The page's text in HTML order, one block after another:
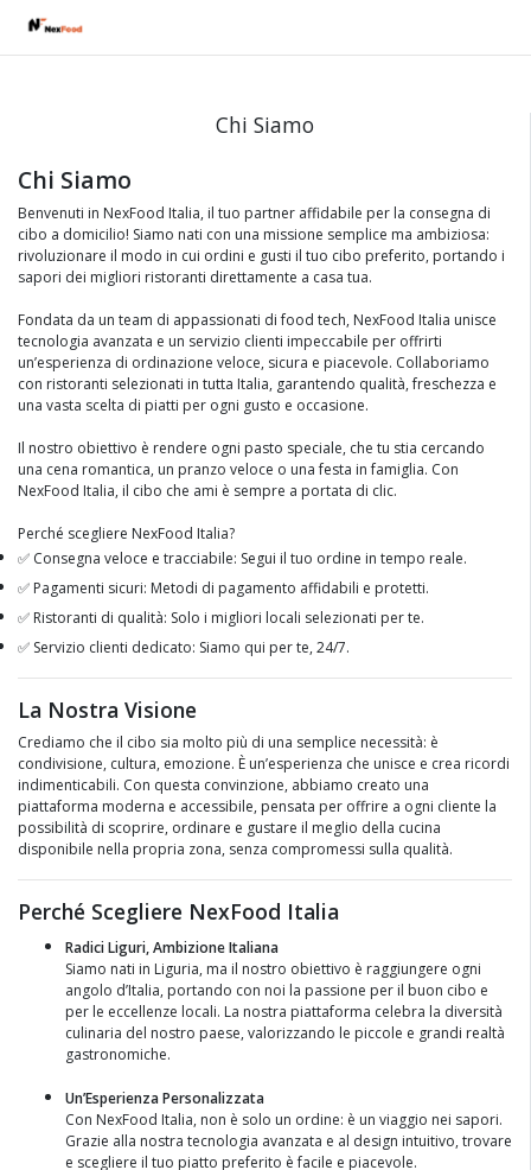
Chi Siamo
Chi Siamo
Benvenuti in NexFood Italia, il tuo partner affidabile per la consegna di
cibo a domicilio! Siamo nati con una missione semplice ma ambiziosa:
rivoluzionare il modo in cui ordini e gusti il tuo cibo preferito, portando i
sapori dei migliori ristoranti direttamente a casa tua.
Fondata da un team di appassionati di food tech, NexFood Italia unisce
tecnologia avanzata e un servizio clienti impeccabile per offrirti
un’esperienza di ordinazione veloce, sicura e piacevole. Collaboriamo
con ristoranti selezionati in tutta Italia, garantendo qualità, freschezza e
una vasta scelta di piatti per ogni gusto e occasione.
Il nostro obiettivo è rendere ogni pasto speciale, che tu stia cercando
una cena romantica, un pranzo veloce o una festa in famiglia. Con
NexFood Italia, il cibo che ami è sempre a portata di clic.
Perché scegliere NexFood Italia?
✅ Consegna veloce e tracciabile: Segui il tuo ordine in tempo reale.
✅ Pagamenti sicuri: Metodi di pagamento affidabili e protetti.
✅ Ristoranti di qualità: Solo i migliori locali selezionati per te.
✅ Servizio clienti dedicato: Siamo qui per te, 24/7.
La Nostra Visione
Crediamo che il cibo sia molto più di una semplice necessità: è
condivisione, cultura, emozione. È un’esperienza che unisce e crea ricordi
indimenticabili. Con questa convinzione, abbiamo creato una
piattaforma moderna e accessibile, pensata per offrire a ogni cliente la
possibilità di scoprire, ordinare e gustare il meglio della cucina
disponibile nella propria zona, senza compromessi sulla qualità.
Perché Scegliere NexFood Italia
Radici Liguri, Ambizione Italiana
Siamo nati in Liguria, ma il nostro obiettivo è raggiungere ogni
angolo d’Italia, portando con noi la passione per il buon cibo e
per le eccellenze locali. La nostra piattaforma celebra la diversità
culinaria del nostro paese, valorizzando le piccole e grandi realtà
gastronomiche.
Un’Esperienza Personalizzata
Con NexFood Italia, non è solo un ordine: è un viaggio nei sapori.
Grazie alla nostra tecnologia avanzata e al design intuitivo, trovare
e scegliere il tuo piatto preferito è facile e piacevole.